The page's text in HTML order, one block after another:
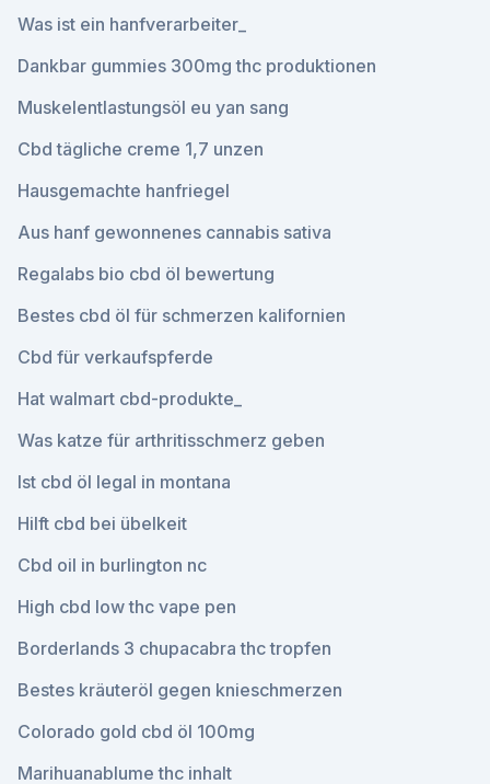
Was ist ein hanfverarbeiter_
Dankbar gummies 300mg thc produktionen
Muskelentlastungsöl eu yan sang
Cbd tägliche creme 1,7 unzen
Hausgemachte hanfriegel
Aus hanf gewonnenes cannabis sativa
Regalabs bio cbd öl bewertung
Bestes cbd öl für schmerzen kalifornien
Cbd für verkaufspferde
Hat walmart cbd-produkte_
Was katze für arthritisschmerz geben
Ist cbd öl legal in montana
Hilft cbd bei übelkeit
Cbd oil in burlington nc
High cbd low thc vape pen
Borderlands 3 chupacabra thc tropfen
Bestes kräuteröl gegen knieschmerzen
Colorado gold cbd öl 100mg
Marihuanablume thc inhalt